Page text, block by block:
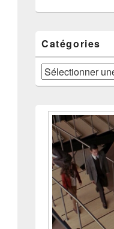
Catégories
Catégories